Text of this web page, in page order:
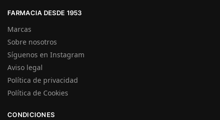
FARMACIA DESDE 1953
Marcas
Sobre nosotros
Síguenos en Instagram
Aviso legal
Política de privacidad
Política de Cookies
CONDICIONES